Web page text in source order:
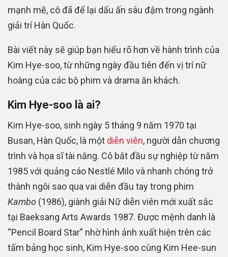
mạnh mẽ, cô đã để lại dấu ấn sâu đậm trong ngành
giải trí Hàn Quốc.
Bài viết này sẽ giúp bạn hiểu rõ hơn về hành trình của
Kim Hye-soo, từ những ngày đầu tiên đến vị trí nữ
hoàng của các bộ phim và drama ăn khách.
Kim Hye-soo là ai?
Kim Hye-soo, sinh ngày 5 tháng 9 năm 1970 tại
Busan, Hàn Quốc, là một diễn viên, người dẫn chương
trình và họa sĩ tài năng. Cô bắt đầu sự nghiệp từ năm
1985 với quảng cáo Nestlé Milo và nhanh chóng trở
thành ngôi sao qua vai diễn đầu tay trong phim
Kambo (1986), giành giải Nữ diễn viên mới xuất sắc
tại Baeksang Arts Awards 1987. Được mệnh danh là
“Pencil Board Star” nhờ hình ảnh xuất hiện trên các
tấm bảng học sinh, Kim Hye-soo cùng Kim Hee-sun